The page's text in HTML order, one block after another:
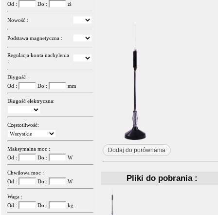
Od :
Do : zł
Nowość :
Podstawa magnetyczna :
Regulacja konta nachylenia
:
Dłygość :
Od :
Do : mm
Długość elektryczna:
Częstotliwość:
Maksymalna moc :
Od :
Do : W
Chwilowa moc :
Od :
Do : W
Waga :
Od :
Do : kg.
Dodaj do porównania
Pliki do pobrania :